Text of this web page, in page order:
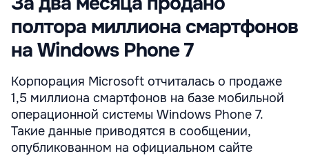
полтора миллиона смартфонов
на Windows Phone 7
Корпорация Microsoft отчиталась о продаже
1,5 миллиона смартфонов на базе мобильной
операционной системы Windows Phone 7.
Такие данные приводятся в сообщении,
опубликованном на официальном сайте